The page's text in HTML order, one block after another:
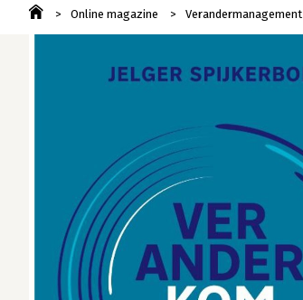
Online magazine Verandermanagement